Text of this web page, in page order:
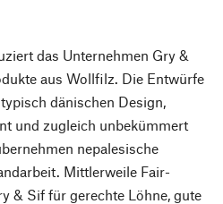
das Unternehmen Gry &
aus Wollfilz. Die Entwürfe
dänischen Design,
und zugleich unbekümmert
nepalesische
Mittlerweile Fair-
& Sif für gerechte Löhne, gute